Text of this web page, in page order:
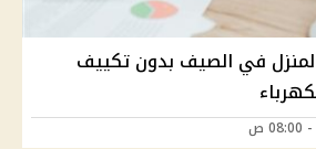
في الصيف بدون تكييف